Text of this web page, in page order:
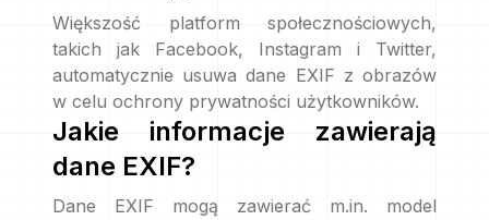
Większość platform społecznościowych,
takich jak Facebook, Instagram i Twitter,
automatycznie usuwa dane EXIF z obrazów
w celu ochrony prywatności użytkowników.
Jakie informacje zawierają
dane EXIF?
Dane EXIF mogą zawierać m.in. model